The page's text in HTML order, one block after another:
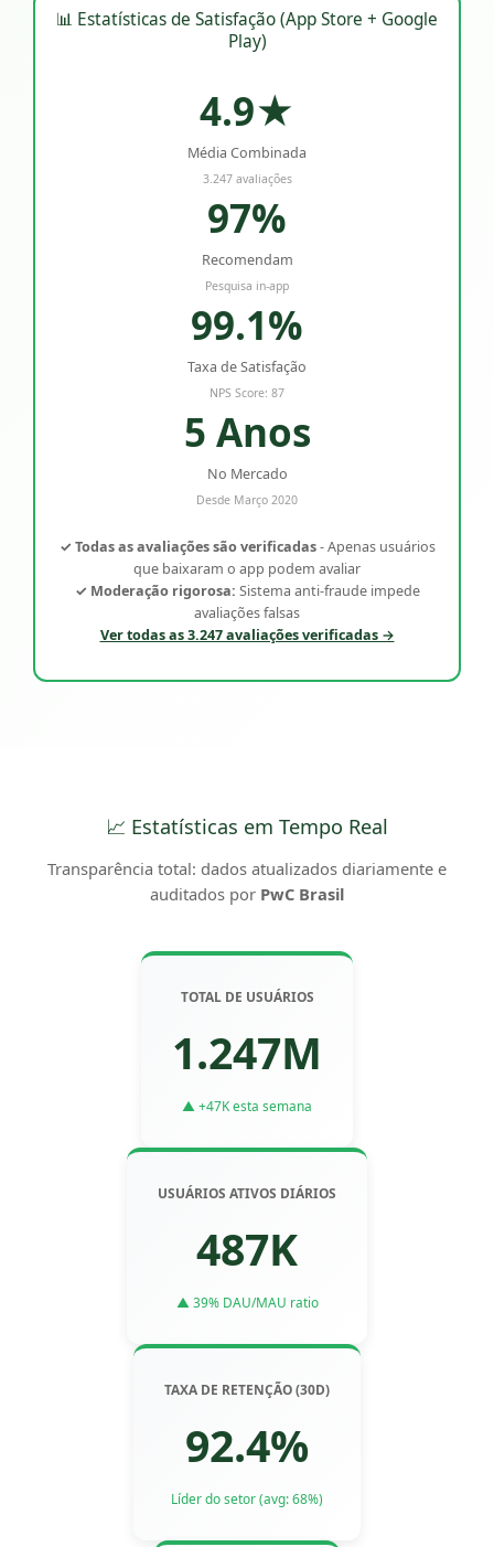
📊 Estatísticas de Satisfação (App Store + Google
Play)
4.9★
Média Combinada
3.247 avaliações
97%
Recomendam
Pesquisa in-app
99.1%
Taxa de Satisfação
NPS Score: 87
5 Anos
No Mercado
Desde Março 2020
✓ Todas as avaliações são verificadas- Apenas usuários
que baixaram o app podem avaliar
✓ Moderação rigorosa: Sistema anti-fraude impede
avaliações falsas
Ver todas as 3.247 avaliações verificadas →
📈 Estatísticas em Tempo Real
Transparência total: dados atualizados diariamente e
auditados por PwC Brasil
TOTAL DE USUÁRIOS
1.247M
▲ +47K esta semana
USUÁRIOS ATIVOS DIÁRIOS
487K
▲ 39% DAU/MAU ratio
TAXA DE RETENÇÃO (30D)
92.4%
Líder do setor (avg: 68%)